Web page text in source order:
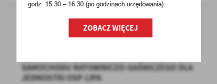
16 - 03 - 2022
SAMOCHODU RATOWNICZO-GAŚNICZEGO DLA
JEDNOSTKI OSP LIPA
godz. 15.30 – 16.30 (po godzinachurzędowania).
ZOBACZ WIĘCEJ